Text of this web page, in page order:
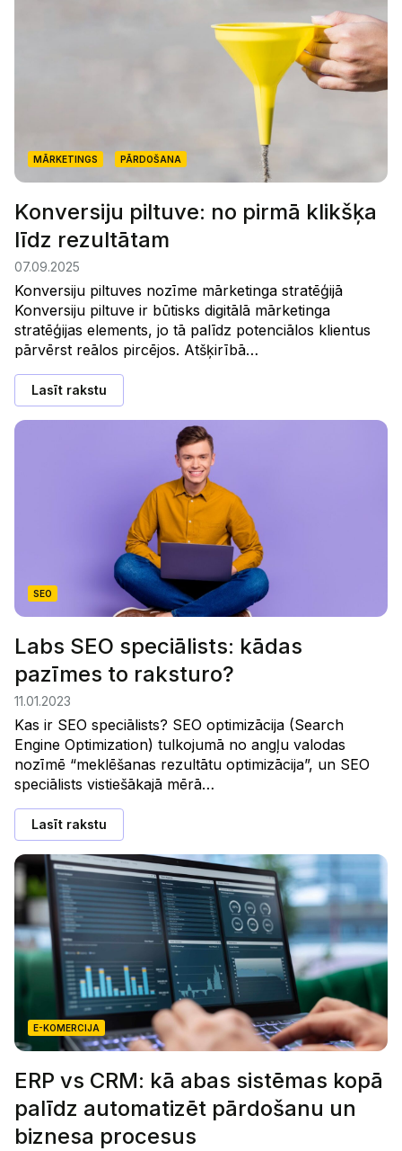
MĀRKETINGS PĀRDOŠANA
Konversiju piltuve: no pirmā klikšķa
līdz rezultātam
07.09.2025
Konversiju piltuves nozīme mārketinga stratēģijā
Konversiju piltuve ir būtisks digitālā mārketinga
stratēģijas elements, jo tā palīdz potenciālos klientus
pārvērst reālos pircējos. Atšķirībā…
Lasīt rakstu
SEO
Labs SEO speciālists: kādas
pazīmes to raksturo?
11.01.2023
Kas ir SEO speciālists? SEO optimizācija (Search
Engine Optimization) tulkojumā no angļu valodas
nozīmē “meklēšanas rezultātu optimizācija”, un SEO
speciālists vistiešākajā mērā…
Lasīt rakstu
E-KOMERCIJA
ERP vs CRM: kā abas sistēmas kopā
palīdz automatizēt pārdošanu un
biznesa procesus